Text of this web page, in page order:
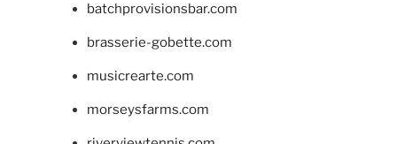
batchprovisionsbar.com
brasserie-gobette.com
musicrearte.com
morseysfarms.com